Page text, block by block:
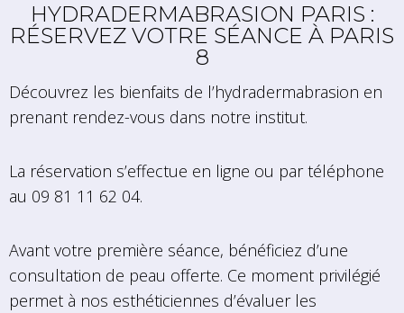
HYDRADERMABRASION PARIS :
RÉSERVEZ VOTRE SÉANCE À PARIS
8
Découvrez les bienfaits de l’hydradermabrasion en
prenant rendez-vous dans notre institut.
La réservation s’effectue en ligne ou par téléphone
au 09 81 11 62 04.
Avant votre première séance, bénéficiez d’une
consultation de peau offerte. Ce moment privilégié
permet à nos esthéticiennes d’évaluer les